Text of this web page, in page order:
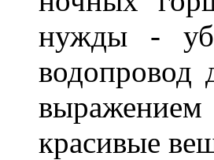
нужды -
водопровод
красивые